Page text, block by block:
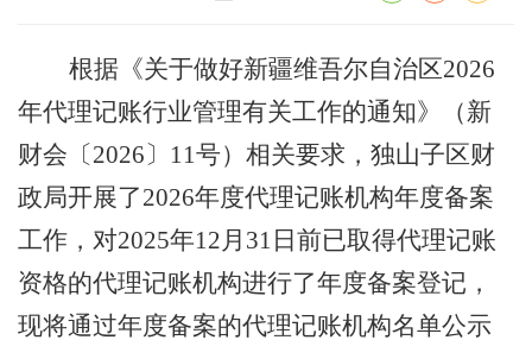
根据《关于做好新疆维吾尔自治区2026
年代理记账行业管理有关工作的通知》（新
财会 〔 2026 〕 11号）相关要求 ，独山子区财
政局开展了2026年度代理记账机构年度备案
工作，对2025年12月31日前已取得代理记账
资格的代理记账机构进行了年度备案登记，
现将通过年度备案的代理记账机构名单公示